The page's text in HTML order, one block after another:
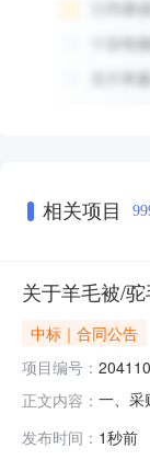
相关项目
关于羊毛被/
中标｜合同公告
项目编号：
正文内容： 一、采
毛被
发布时间： 1秒前